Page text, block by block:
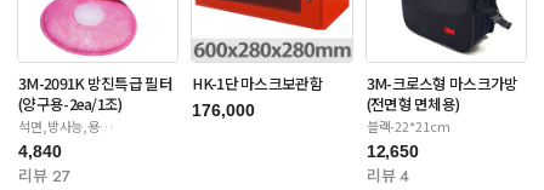
3M-2091K 방진특급 필터
(양구용-2ea/1조)
석면,방사능,용
접-6000/65020/7000S
4,840
리뷰 27
HK-1단 마스크보관함
176,000
3M-크로스형 마스크가방
(전면형 면체용)
블랙-22*21cm
12,650
리뷰 4